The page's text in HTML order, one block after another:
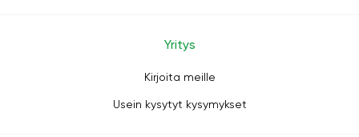
Yritys
Kirjoita meille
Usein kysytyt kysymykset